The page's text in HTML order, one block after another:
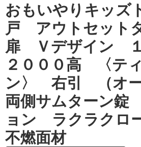
おもいやりキッ
戸 アウトセット
扉 Ｖデザイン
２０００高 〈テ
ン〉 右引 （オー
両側サムターン
ョン ラクラクロ
不燃面材